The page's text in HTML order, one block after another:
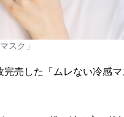
スク」
売した「ムレない冷感